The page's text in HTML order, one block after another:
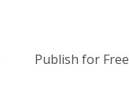
Publish for Free